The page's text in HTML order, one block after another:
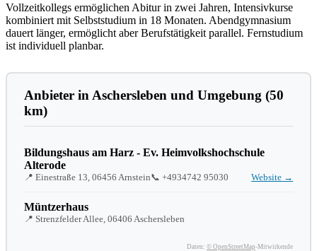
Vollzeitkollegs ermöglichen Abitur in zwei Jahren, Intensivkurse
kombiniert mit Selbststudium in 18 Monaten. Abendgymnasium
dauert länger, ermöglicht aber Berufstätigkeit parallel. Fernstudium
ist individuell planbar.
Anbieter in Aschersleben und Umgebung (50
km)
Bildungshaus am Harz - Ev. Heimvolkshochschule
Alterode
📍 Einestraße 13, 06456 Arnstein📞 +4934742 95030 Website →
Müntzerhaus
📍 Strenzfelder Allee, 06406 Aschersleben
Daten: © OpenStreetMap-Mitwirkende